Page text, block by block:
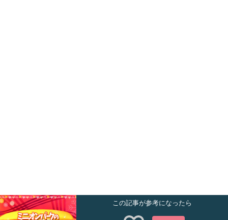
この記事が参考になったら